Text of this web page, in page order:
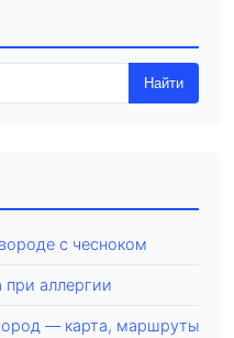
Найти
с чесноком
аллергии
— карта, маршруты